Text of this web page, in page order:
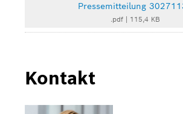
Pressemitteilung
.pdf 115,4 KB
Kontakt